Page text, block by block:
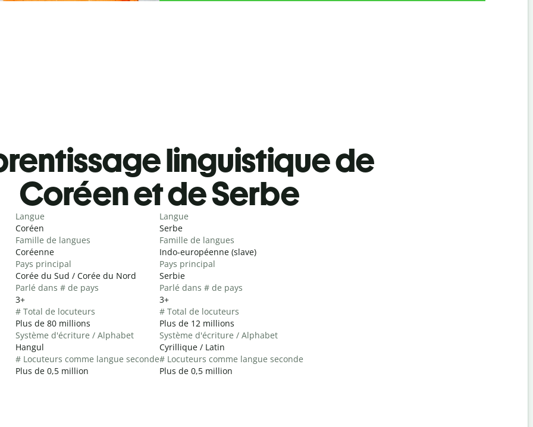
linguistique de
Coréen et de Serbe
Langue
Coréen
Famille de langues
Coréenne
Pays principal
Corée du Sud / Corée du Nord
Parlé dans # de pays
3+
# Total de locuteurs
Plus de 80 millions
Système d'écriture / Alphabet
Hangul
# Locuteurs comme langue seconde
Plus de 0,5 million
Langue
Serbe
Famille de langues
Indo-européenne (slave)
Pays principal
Serbie
Parlé dans # de pays
3+
# Total de locuteurs
Plus de 12 millions
Système d'écriture / Alphabet
Cyrillique / Latin
# Locuteurs comme langue seconde
Plus de 0,5 million